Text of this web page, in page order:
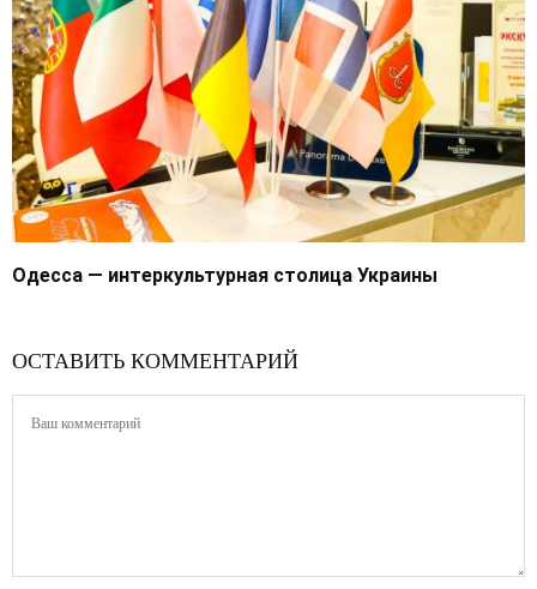
Одесса — интеркультурная столица Украины
ОСТАВИТЬ КОММЕНТАРИЙ